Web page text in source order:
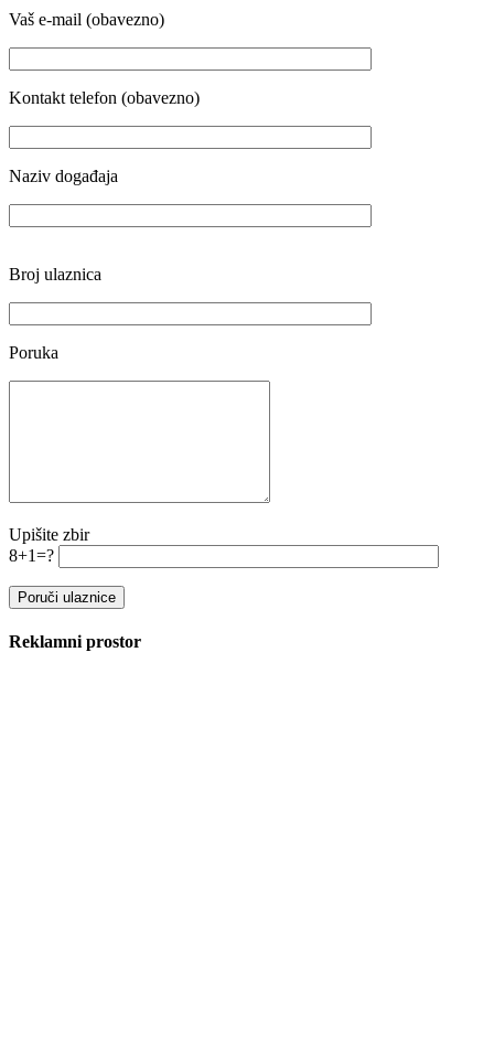
Vaš e-mail (obavezno)
Kontakt telefon (obavezno)
Naziv događaja
Broj ulaznica
Poruka
Upišite zbir
8+1=?
Reklamni prostor